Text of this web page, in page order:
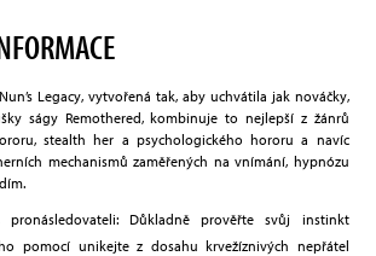
Legacy, vytvořená tak, aby uchvátila jak nováčky,
ságy Remothered, kombinuje to nejlepší z žánrů
stealth her a psychologického hororu a navíc
mechanismů zaměřených na vnímání, hypnózu
pronásledovateli: Důkladně prověřte svůj instinkt
pomocí unikejte z dosahu krvežíznivých nepřátel